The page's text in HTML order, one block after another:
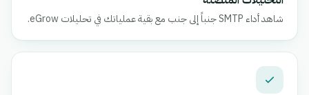
شاهد أداء SMTP جنباً إلى جنب مع بقية عملياتك في تحليلات eGrow.